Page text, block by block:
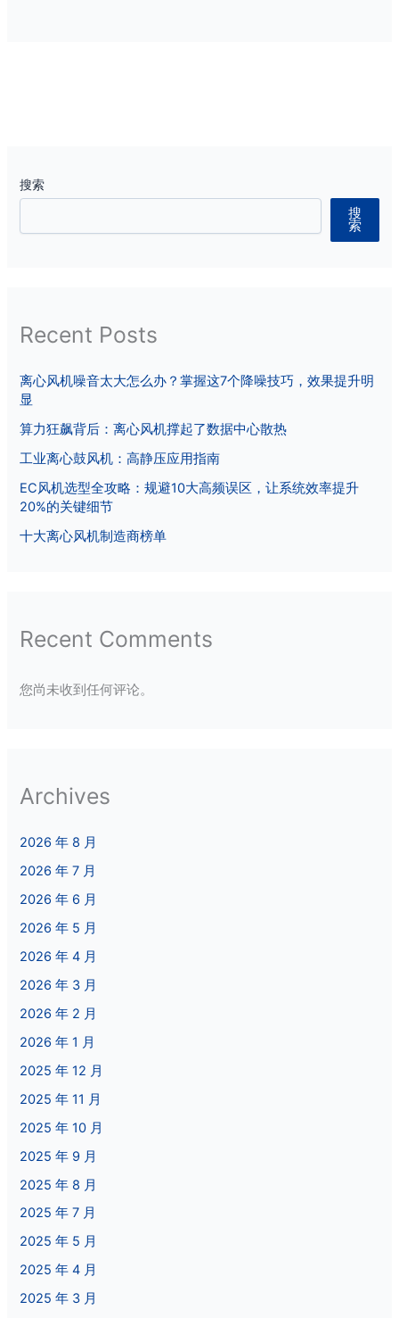
搜索
搜
索
Recent Posts
离心风机噪音太大怎么办？掌握这7个降噪技巧，效果提升明
显
算力狂飙背后：离心风机撑起了数据中心散热
工业离心鼓风机：高静压应用指南
EC风机选型全攻略：规避10大高频误区，让系统效率提升
20%的关键细节
十大离心风机制造商榜单
Recent Comments
您尚未收到任何评论。
Archives
2026 年 8 月
2026 年 7 月
2026 年 6 月
2026 年 5 月
2026 年 4 月
2026 年 3 月
2026 年 2 月
2026 年 1 月
2025 年 12 月
2025 年 11 月
2025 年 10 月
2025 年 9 月
2025 年 8 月
2025 年 7 月
2025 年 5 月
2025 年 4 月
2025 年 3 月